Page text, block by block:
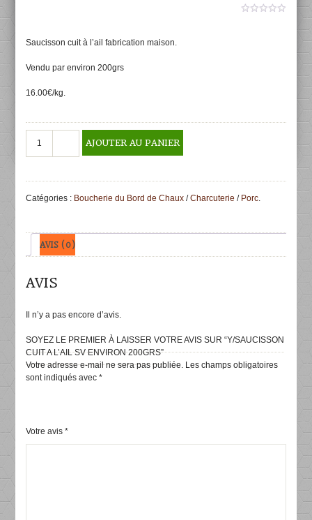
Saucisson cuit à l’ail fabrication maison.
Vendu par environ 200grs
16.00€/kg.
L'AIL
200grs
AJOUTER AU PANIER
Catégories : Boucherie du Bord de Chaux /Charcuterie / Porc.
AVIS (0)
AVIS
Il n’y a pas encore d’avis.
SOYEZ LE PREMIER À LAISSER VOTRE AVIS SUR “Y/SAUCISSON
CUIT A L’AIL SV ENVIRON 200GRS”
Votre adresse e-mail ne sera pas publiée. Les champs obligatoires
sont indiqués avec*
Votre avis*